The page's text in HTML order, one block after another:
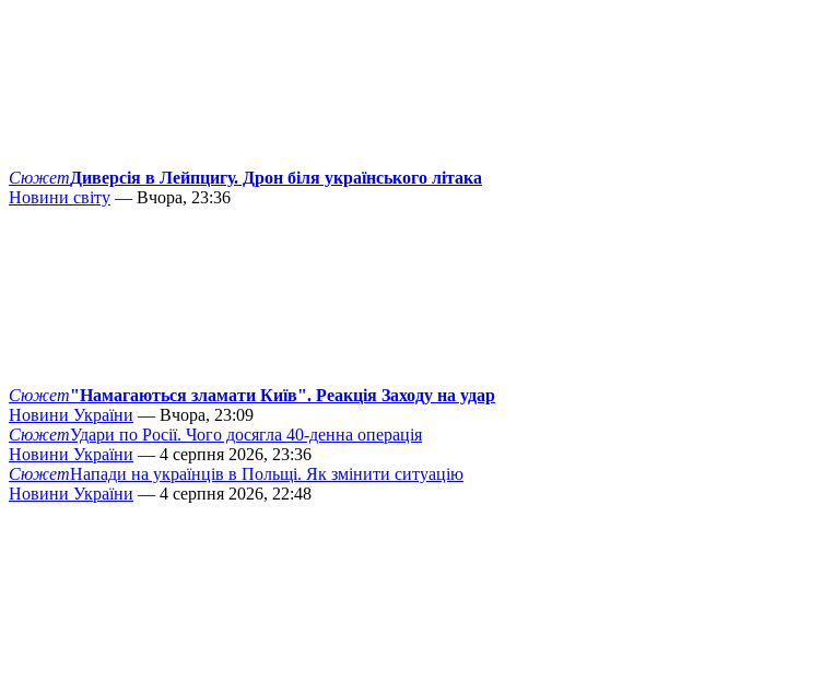
СюжетДиверсія в Лейпцигу. Дрон біля українського літака
Новини світу — Вчора, 23:36
Сюжет"Намагаються зламати Київ". Реакція Заходу на удар
Новини України — Вчора, 23:09
СюжетУдари по Росії. Чого досягла 40-денна операція
Новини України — 4 серпня 2026, 23:36
СюжетНапади на українців в Польщі. Як змінити ситуацію
Новини України — 4 серпня 2026, 22:48